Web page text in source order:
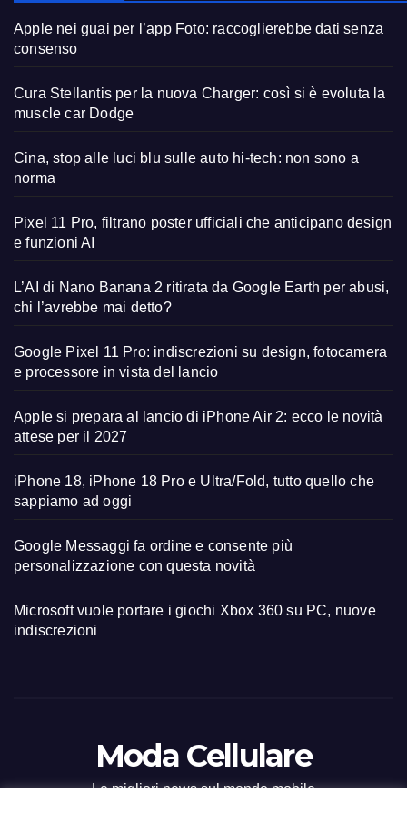
Apple nei guai per l’app Foto: raccoglierebbe dati senza
consenso
Cura Stellantis per la nuova Charger: così si è evoluta la
muscle car Dodge
Cina, stop alle luci blu sulle auto hi-tech: non sono a
norma
Pixel 11 Pro, filtrano poster ufficiali che anticipano design
e funzioni AI
L’AI di Nano Banana 2 ritirata da Google Earth per abusi,
chi l’avrebbe mai detto?
Google Pixel 11 Pro: indiscrezioni su design, fotocamera
e processore in vista del lancio
Apple si prepara al lancio di iPhone Air 2: ecco le novità
attese per il 2027
iPhone 18, iPhone 18 Pro e Ultra/Fold, tutto quello che
sappiamo ad oggi
Google Messaggi fa ordine e consente più
personalizzazione con questa novità
Microsoft vuole portare i giochi Xbox 360 su PC, nuove
indiscrezioni
Moda Cellulare
Le migliori news sul mondo mobile